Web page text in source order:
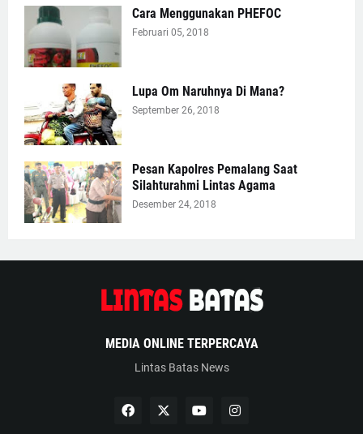
Cara Menggunakan PHEFOC
Februari 05, 2018
Lupa Om Naruhnya Di Mana?
September 26, 2018
Pesan Kapolres Pemalang Saat
Silahturahmi Lintas Agama
Desember 24, 2018
MEDIA ONLINE TERPERCAYA
Lintas Batas News